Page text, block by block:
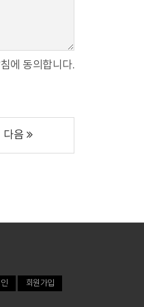
에 동의합니다.
다음
회원가입